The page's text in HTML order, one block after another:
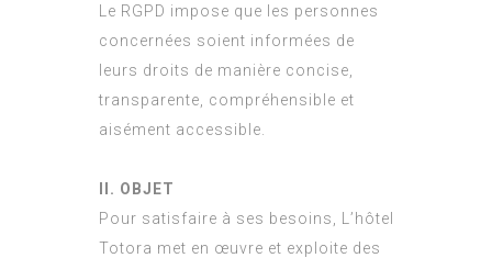
Le RGPD impose que les personnes
concernées soient informées de
leurs droits de manière concise,
transparente, compréhensible et
aisément accessible.
II. OBJET
Pour satisfaire à ses besoins, L’hôtel
Totora met en œuvre et exploite des